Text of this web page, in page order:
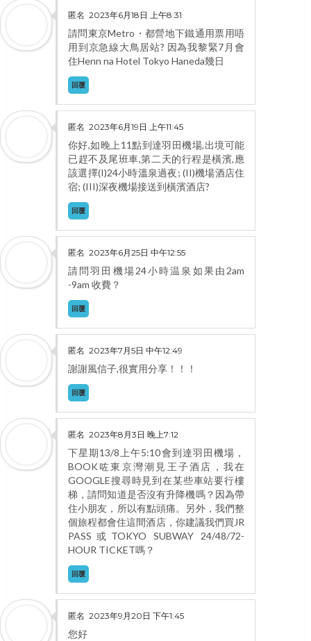
匿名 2023年6月18日 上午8:31
請問東京Metro・都營地下鐵通用票用唔
用到京急線大鳥居站? 因為我黎緊7月會
住Henn na Hotel Tokyo Haneda幾日
回覆
匿名 2023年6月19日 上午11:45
你好,如晚上11點到達羽田機場,出境可能
已趕不及尾班車,第二天的行程是橫濱,應
該選擇(I)24小時溫泉過夜; (II)機場酒店住
宿; (III)深夜機場接送到橫濱酒店?
回覆
匿名 2023年6月25日 中午12:55
請問羽田機場24小時温泉如果由2am
-9am 收費？
回覆
匿名 2023年7月5日 中午12:49
謝謝風信子,很實用分享！！！
回覆
匿名 2023年8月3日 晚上7:12
下星期13/8上午5:10會到達羽田機場，
BOOK咗東京灣潮見王子酒店，我在
GOOGLE搜尋時見到在某些車站要行樓
梯，請問知道是否沒有升降機嗎？因為帶
住小朋友，所以有點頭痛。另外，我們整
個旅程都會住這間酒店，你建議我們買JR
PASS或TOKYO SUBWAY 24/48/72-
HOUR TICKET嗎？
回覆
匿名 2023年9月20日 下午1:45
您好